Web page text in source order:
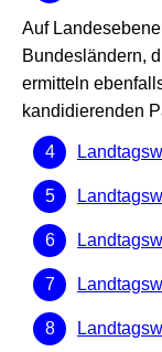
Auf
Bundesländern,
ermitteln
kandidierenden